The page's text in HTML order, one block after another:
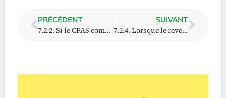
PRÉCÉDENT
7.2.2. Si le CPAS commet une erreur matérielle ou juridique
SUIVANT
7.2.4. Lorsque le revenu d’intégration est octroyé à titre d’avance sur une prestation sociale ou tout autre droit